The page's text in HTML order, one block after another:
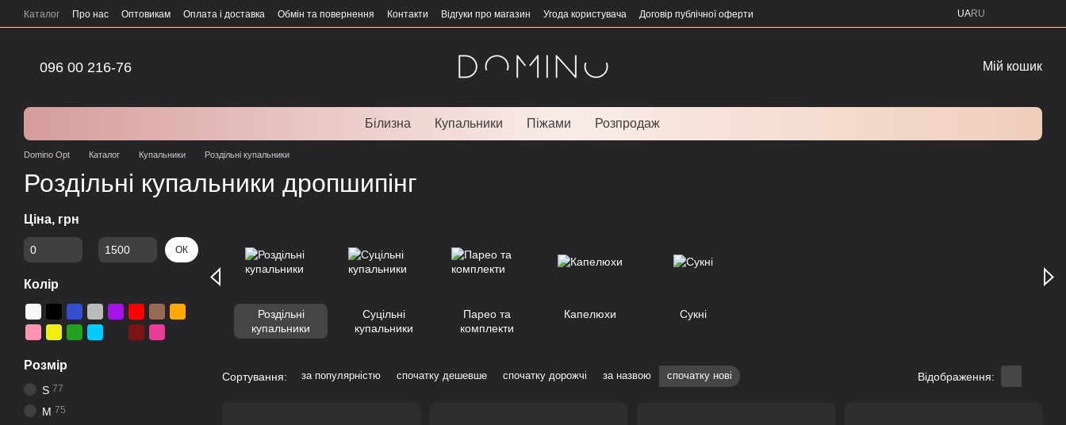
Перейти до основного контенту
Каталог Про нас Оптовикам Оплата і доставка Обмін та повернення Контакти Відгуки про магазин Угода користувача Договір публічної оферти UARU
096 00 216-76 Мій кошик
Білизна Купальники Піжами Розпродаж
Domino Opt Каталог Купальники Роздільні купальники
Роздільні купальники дропшипінг
Роздільні
купальники
Суцільні
купальники
Парео та
комплекти
Капелюхи Сукні
Сортування: за популярністю спочатку дешевше спочатку дорожчі за назвою спочатку нові Відображення:
Ціна, грн
Від Ціна, грн
До Ціна, грн ОК
Колір
Розмір
S 77
M 75